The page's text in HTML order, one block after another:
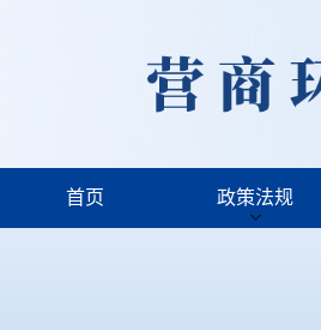
首页 政策法规